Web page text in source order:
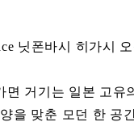
닛폰바시 히가시
면 거기는 일본 고유
을 맞춘 모던 한 공